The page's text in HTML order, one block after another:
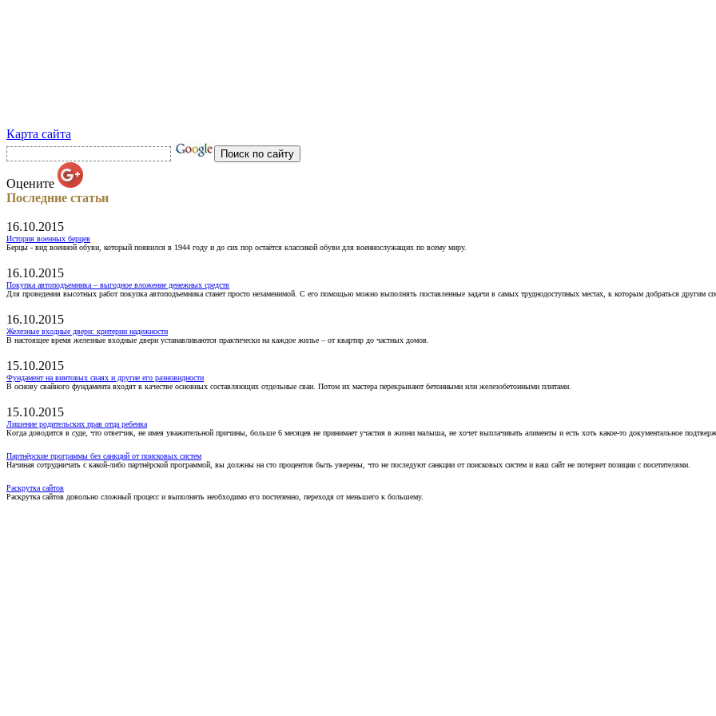
Карта сайта
Оцените
Последние статьи
16.10.2015
История военных берцев
Берцы - вид военной обуви, который появился в 1944 году и до сих пор остаётся классикой обуви для военнослужащих по всему миру.
16.10.2015
Покупка автоподъемника – выгодное вложение денежных средств
Для проведения высотных работ покупка автоподъемника станет просто незаменимой. С его помощью можно выполнять поставленные задачи в самых труднодоступных местах, к которым добраться другим
16.10.2015
Железные входные двери: критерии надежности
В настоящее время железные входные двери устанавливаются практически на каждое жилье – от квартир до частных домов.
15.10.2015
Фундамент на винтовых сваях и другие его разновидности
В основу свайного фундамента входят в качестве основных составляющих отдельные сваи. Потом их мастера перекрывают бетонными или железобетонными плитами.
15.10.2015
Лишение родительских прав отца ребенка
Когда доводится в суде, что ответчик, не имея уважительной причины, больше 6 месяцев не принимает участия в жизни малыша, не хочет выплачивать алименты и есть хоть какое-то документальное
Партнёрские программы без санкций от поисковых систем
Начиная сотрудничать с какой-либо партнёрской программой, вы должны на сто процентов быть уверены, что не последуют санкции от поисковых систем и ваш сайт не потеряет позиции с посетителями.
Раскрутка сайтов
Раскрутка сайтов довольно сложный процесс и выполнять необходимо его постепенно, переходя от меньшего к большему.